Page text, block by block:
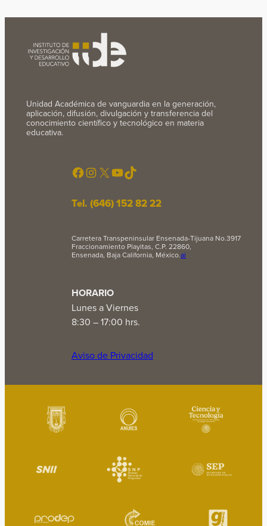
Unidad Académica de vanguardia en la generación,
aplicación, difusión, divulgación y transferencia del
conocimiento científico y tecnológico en materia
educativa.
Facebook Instagram X YouTube TikTok
Tel. (646) 152 82 22
Carretera Transpeninsular Ensenada-Tijuana No.3917
Fraccionamiento Playitas, C.P. 22860,
Ensenada, Baja California, México.ai
HORARIO
Lunes a Viernes
8:30 – 17:00 hrs.
Aviso de Privacidad